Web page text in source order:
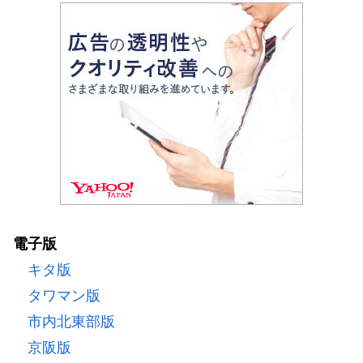
電子版
キタ版
タワマン版
市内北東部版
京阪版